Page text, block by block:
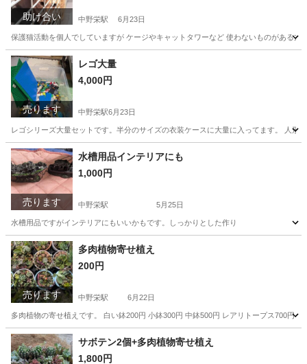
助け合い 中野栄駅 6月23日
保護猫活動を個人でしていますが ケージやキャットタワーなど 使わないものがある
宮城 塩竈市 中野栄駅
売ります
レゴ大量
4,000円
中野栄駅6月23日
レゴシリーズ大量セットです。半分のサイズの衣装ケースに大量に入ってます。 人
宮城 塩竈市 中野栄駅 ミニカー
売ります
水槽用品インテリアにも
1,000円
中野栄駅 5月25日
水槽用品ですがインテリアにもいいかもです。しっかりとした作り
宮城 塩竈市 中野栄駅 インテリア雑貨/小物
売ります
多肉植物寄せ植え
200円
中野栄駅 6月22日
多肉植物の寄せ植えです。 白い鉢200円 小鉢300円 中鉢500円 レアリトープス700円
宮城 塩竈市 中野栄駅 その他 多肉植物
サボテン2個+多肉植物寄せ植え
1,800円